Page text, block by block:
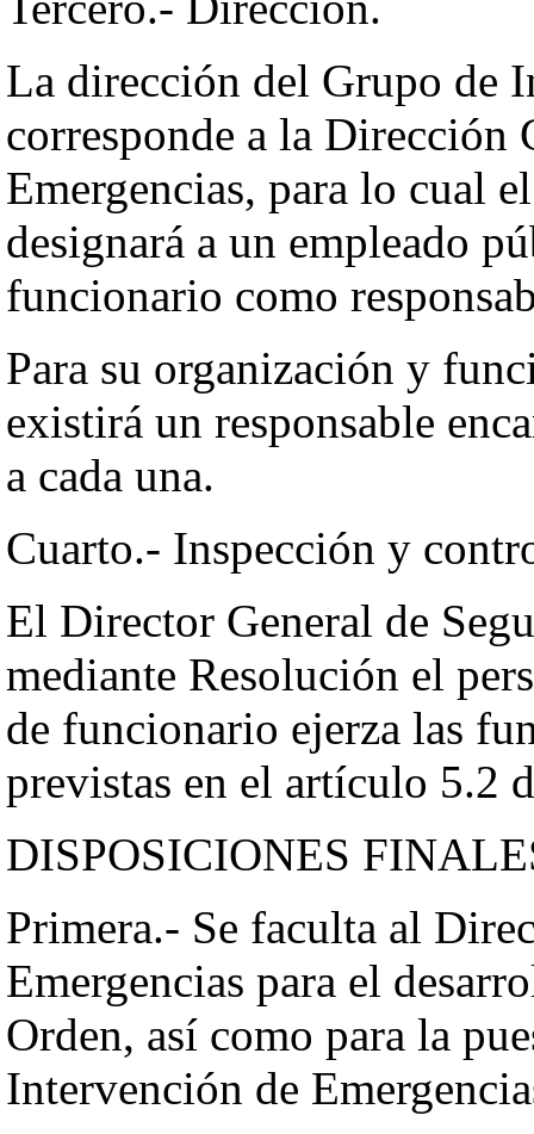
La dirección del Grupo de
corresponde a la Dirección
Emergencias, para lo cual
designará a un empleado
funcionario como
Para su organización y
existirá un responsable
a cada una.
Cuarto.- Inspección y
El Director General de
mediante Resolución el
de funcionario ejerza las
previstas en el artículo 5.2
DISPOSICIONES
Primera.- Se faculta al
Emergencias para el
Orden, así como para la
Intervención de